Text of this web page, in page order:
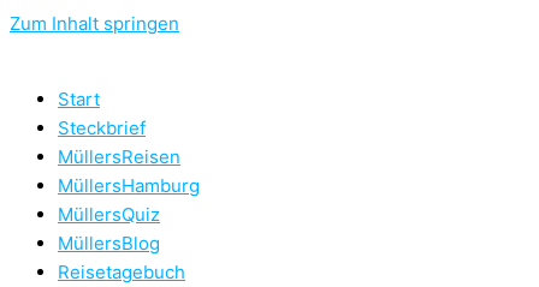
Zum Inhalt springen
Start
Steckbrief
MüllersReisen
MüllersHamburg
MüllersQuiz
MüllersBlog
Reisetagebuch